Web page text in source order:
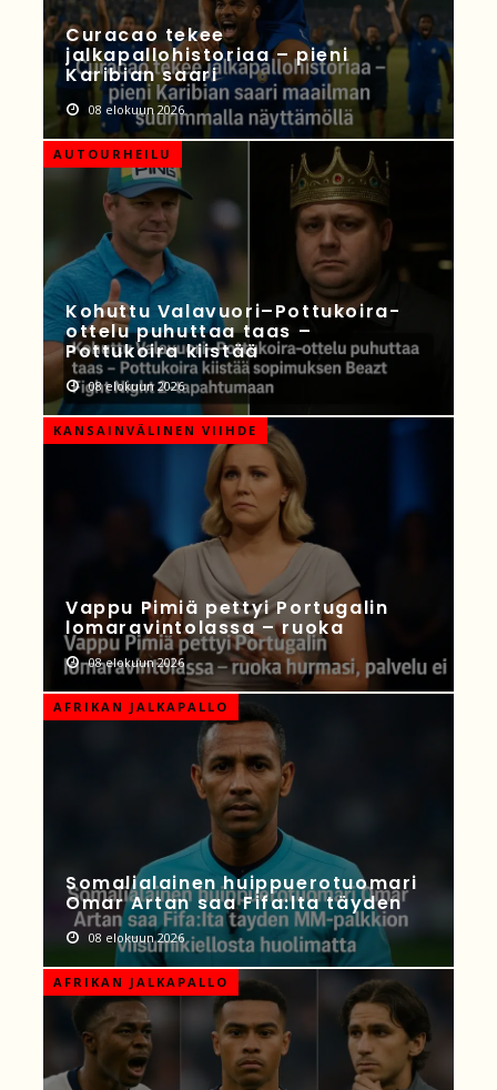
Curacao tekee
jalkapallohistoriaa – pieni
Karibian saari
08 elokuun 2026
AUTOURHEILU
Kohuttu Valavuori–Pottukoira-
ottelu puhuttaa taas –
Pottukoira kiistää
08 elokuun 2026
KANSAINVÄLINEN VIIHDE
Vappu Pimiä pettyi Portugalin
lomaravintolassa – ruoka
08 elokuun 2026
AFRIKAN JALKAPALLO
Somalialainen huippuerotuomari
Omar Artan saa Fifa:lta täyden
08 elokuun 2026
AFRIKAN JALKAPALLO